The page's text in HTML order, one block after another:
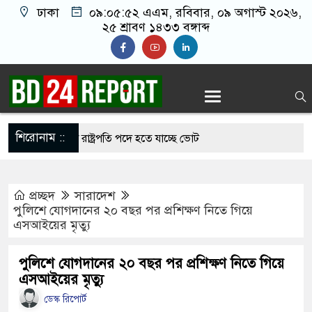
ঢাকা ০৯:০৫:৫৩ এএম, রবিবার, ০৯ অগাস্ট ২০২৬,
২৫ শ্রাবণ ১৪৩৩ বঙ্গাব্দ
শিরোনাম ::মতো রাষ্ট্রপতি পদে হতে যাচ্ছে ভোট
টিউশন মহামারি আকার ধারণ করেছে: গণশিক্ষা
কুপিয়ে ৯ টুকরো করল ভাড়াটিয়া, উদ্ধার হয়নি পা ও
প্রচ্ছদ
সারাদেশ
পুলিশে যোগদানের ২০ বছর পর প্রশিক্ষণ নিতে গিয়ে
এসআইয়ের মৃত্যু
পুলিশে যোগদানের ২০ বছর পর প্রশিক্ষণ নিতে গিয়ে
এসআইয়ের মৃত্যু
ডেস্ক রিপোর্ট